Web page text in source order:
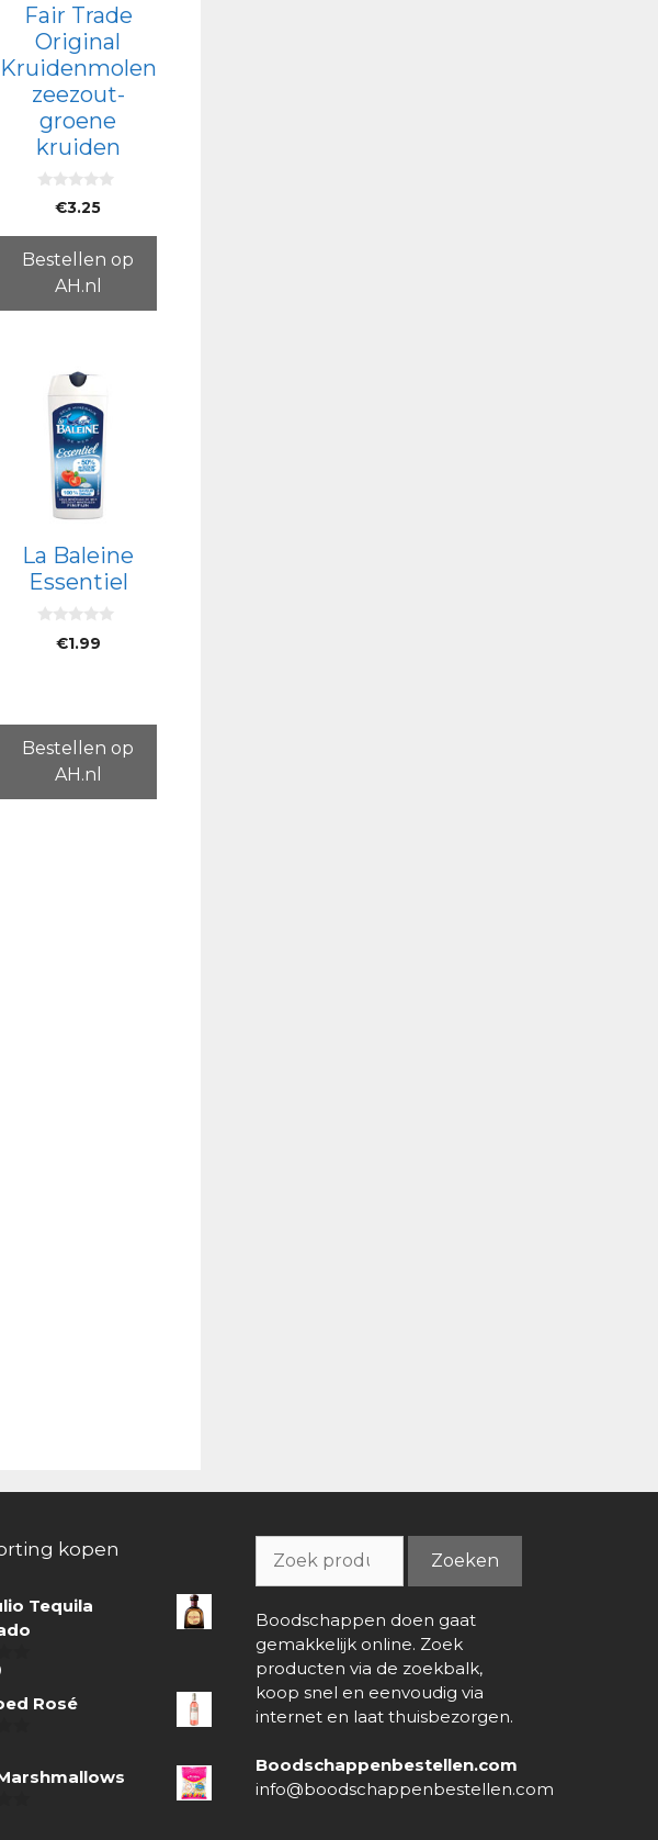
Fair Trade
Original
Kruidenmolen
zeezout-
groene
kruiden
5
€3.25
Bestellen op
AH.nl
La Baleine
Essentiel
€1.99
Bestellen op
AH.nl
kopen
Tequila
Rosé
naar:
Zoeken
Boodschappen doen gaat
gemakkelijk online. Zoek
producten via de zoekbalk,
koop snel en eenvoudig via
internet en laat thuisbezorgen.
Boodschappenbestellen.com
info@boodschappenbestellen.com